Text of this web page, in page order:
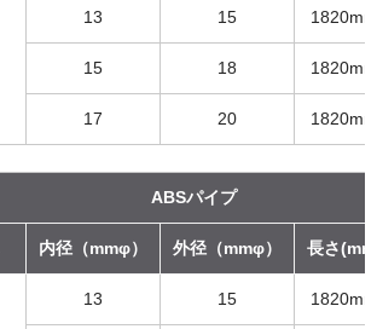
13 15 1820mm
15 18 1820mm
17 20 1820mm
ABSパイプ
内径（mmφ） 外径（mmφ） 長さ
13 15 1820mm